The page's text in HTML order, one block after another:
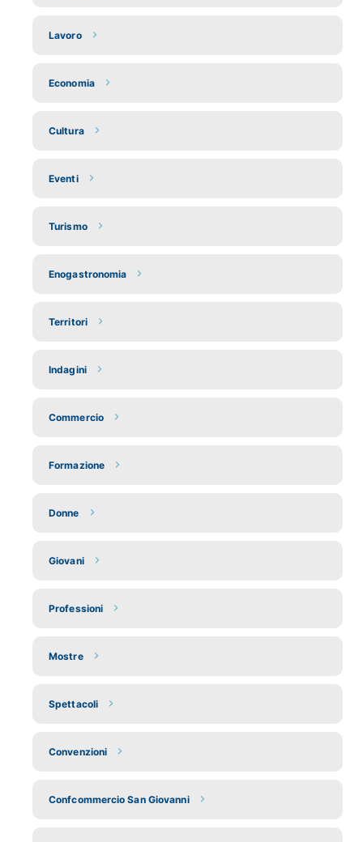
Lavoro
Economia
Cultura
Eventi
Turismo
Enogastronomia
Territori
Indagini
Commercio
Formazione
Donne
Giovani
Professioni
Mostre
Spettacoli
Convenzioni
Confcommercio San Giovanni